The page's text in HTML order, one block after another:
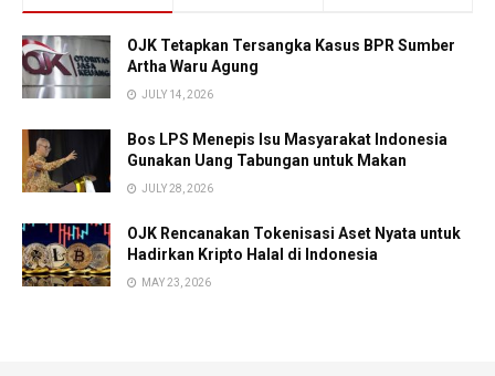
OJK Tetapkan Tersangka Kasus BPR Sumber
Artha Waru Agung
JULY 14, 2026
Bos LPS Menepis Isu Masyarakat Indonesia
Gunakan Uang Tabungan untuk Makan
JULY 28, 2026
OJK Rencanakan Tokenisasi Aset Nyata untuk
Hadirkan Kripto Halal di Indonesia
MAY 23, 2026